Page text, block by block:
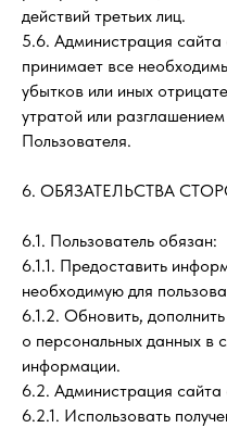
действий третьих лиц.
5.6. Администрация
принимает все
убытков или иных
утратой или
Пользователя.
6. ОБЯЗАТЕЛЬСТВА
6.1. Пользователь обязан:
6.1.1. Предоставить
необходимую для
6.1.2. Обновить,
о персональных данных в
информации.
6.2. Администрация сайта
6.2.1. Использовать